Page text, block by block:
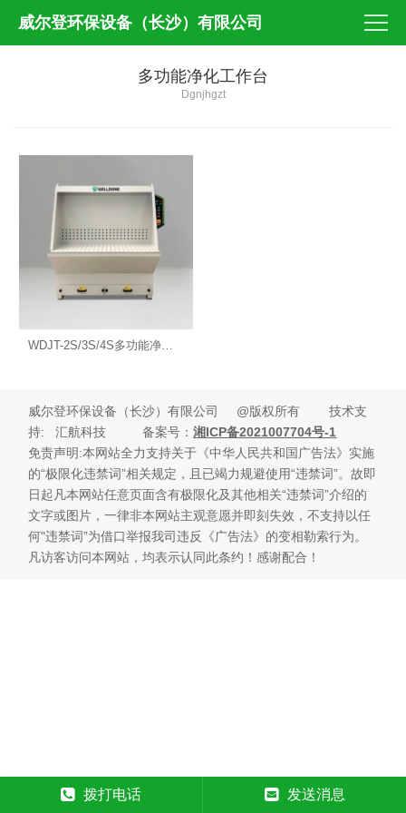
威尔登环保设备（长沙）有限公司
多功能净化工作台
Dgnjhgzt
威尔登环保设备（长沙）有限公司 @版权所有 技术支
持: 汇航科技 备案号：湘ICP备2021007704号-1
免责声明:本网站全力支持关于《中华人民共和国广告法》实施
的“极限化违禁词”相关规定，且已竭力规避使用“违禁词”。故即
日起凡本网站任意页面含有极限化及其他相关“违禁词”介绍的
文字或图片，一律非本网站主观意愿并即刻失效，不支持以任
何"违禁词”为借口举报我司违反《广告法》的变相勒索行为。
凡访客访问本网站，均表示认同此条约！感谢配合！
拨打电话 发送消息